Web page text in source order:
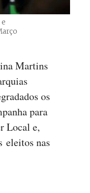
Martins
os
para
Local e,
eleitos nas